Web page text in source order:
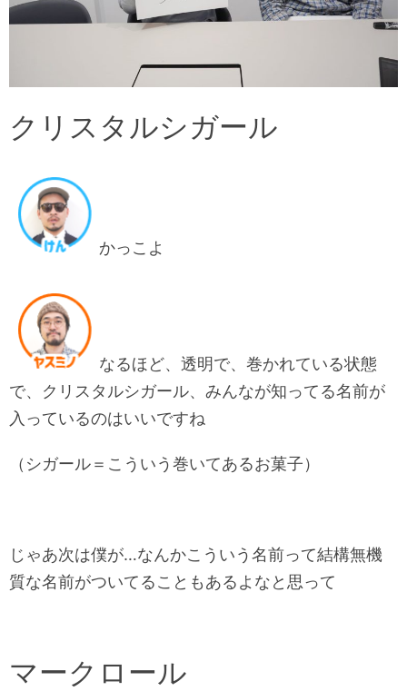
クリスタルシガール
かっこよ
なるほど、透明で、巻かれている状態
で、クリスタルシガール、みんなが知ってる名前が
入っているのはいいですね
（シガール＝こういう巻いてあるお菓子）
じゃあ次は僕が…なんかこういう名前って結構無機
質な名前がついてることもあるよなと思って
マークロール